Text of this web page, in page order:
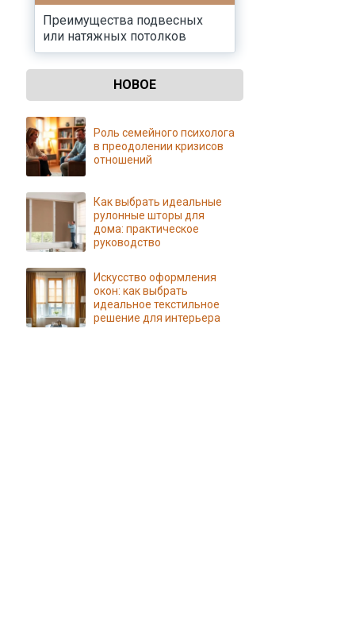
Преимущества подвесных
или натяжных потолков
НОВОЕ
Роль семейного психолога
в преодолении кризисов
отношений
Как выбрать идеальные
рулонные шторы для
дома: практическое
руководство
Искусство оформления
окон: как выбрать
идеальное текстильное
решение для интерьера